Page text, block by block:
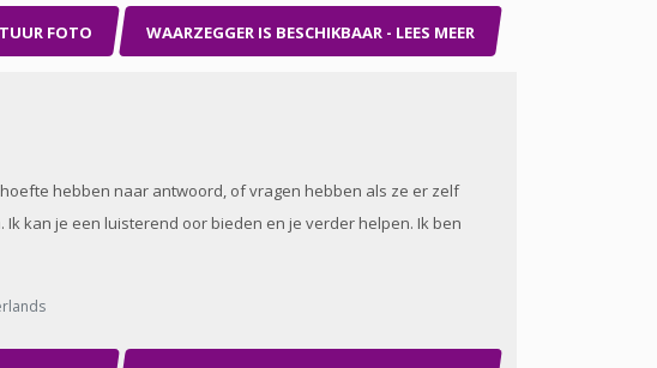
FOTO WAARZEGGER IS BESCHIKBAAR - LEES MEER
hebben naar antwoord, of vragen hebben als ze er zelf
kan je een luisterend oor bieden en je verder helpen. Ik ben